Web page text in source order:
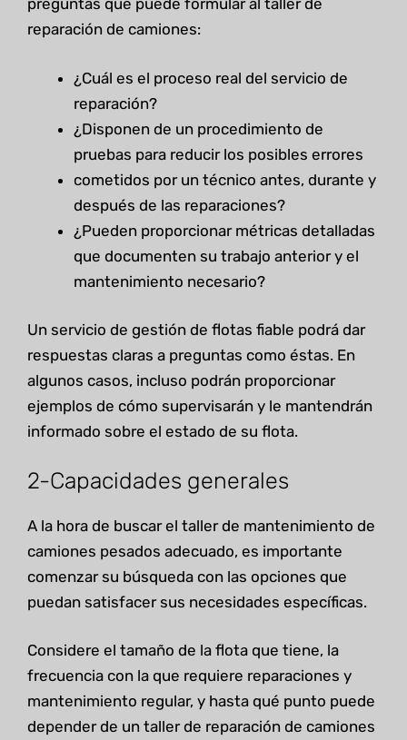
preguntas que puede formular al taller de
reparación de camiones:
¿Cuál es el proceso real del servicio de
reparación?
¿Disponen de un procedimiento de
pruebas para reducir los posibles errores
cometidos por un técnico antes, durante y
después de las reparaciones?
¿Pueden proporcionar métricas detalladas
que documenten su trabajo anterior y el
mantenimiento necesario?
Un servicio de gestión de flotas fiable podrá dar
respuestas claras a preguntas como éstas. En
algunos casos, incluso podrán proporcionar
ejemplos de cómo supervisarán y le mantendrán
informado sobre el estado de su flota.
2-Capacidades generales
A la hora de buscar el taller de mantenimiento de
camiones pesados adecuado, es importante
comenzar su búsqueda con las opciones que
puedan satisfacer sus necesidades específicas.
Considere el tamaño de la flota que tiene, la
frecuencia con la que requiere reparaciones y
mantenimiento regular, y hasta qué punto puede
depender de un taller de reparación de camiones